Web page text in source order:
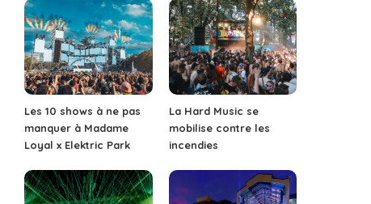
Les 10 shows à ne pas
manquer à Madame
Loyal x Elektric Park
La Hard Music se
mobilise contre les
incendies